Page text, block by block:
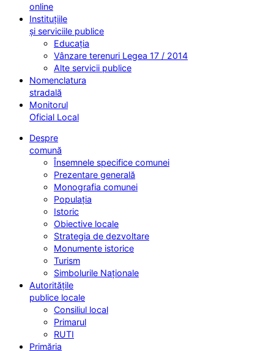
online
Instituțiile
și serviciile publice
Educația
Vânzare terenuri Legea 17 / 2014
Alte servicii publice
Nomenclatura
stradală
Monitorul
Oficial Local
Despre
comună
Însemnele specifice comunei
Prezentare generală
Monografia comunei
Populația
Istoric
Obiective locale
Strategia de dezvoltare
Monumente istorice
Turism
Simbolurile Naționale
Autoritățile
publice locale
Consiliul local
Primarul
RUTI
Primăria